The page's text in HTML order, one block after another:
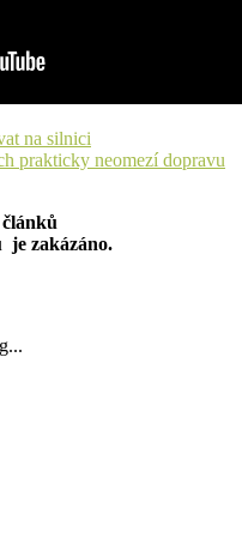
na silnici
prakticky neomezí dopravu
je zakázáno.